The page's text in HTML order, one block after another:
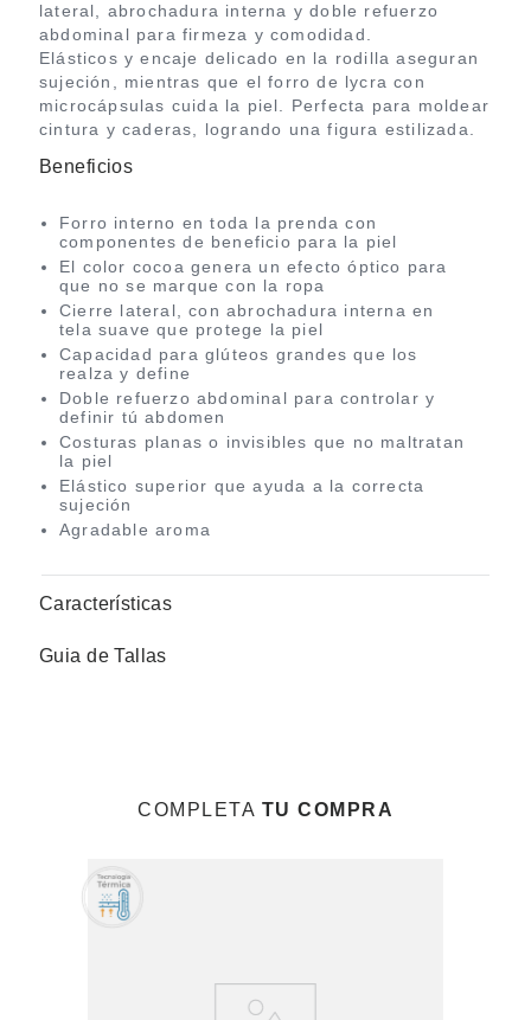
lateral, abrochadura interna y doble refuerzo
abdominal para firmeza y comodidad.
Elásticos y encaje delicado en la rodilla aseguran
sujeción, mientras que el forro de lycra con
microcápsulas cuida la piel. Perfecta para moldear
cintura y caderas, logrando una figura estilizada.
Beneficios
Forro interno en toda la prenda con
componentes de beneficio para la piel
El color cocoa genera un efecto óptico para
que no se marque con la ropa
Cierre lateral, con abrochadura interna en
tela suave que protege la piel
Capacidad para glúteos grandes que los
realza y define
Doble refuerzo abdominal para controlar y
definir tú abdomen
Costuras planas o invisibles que no maltratan
la piel
Elástico superior que ayuda a la correcta
sujeción
Agradable aroma
Características
Guia de Tallas
COMPLETA TU COMPRA